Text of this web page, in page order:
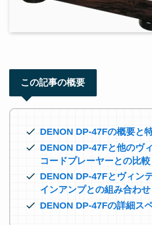
この記事の概要
DENON DP-47Fの概要と
DENON DP-47Fと他のヴ
コードプレーヤーとの比較
DENON DP-47Fとヴィン
インアンプとの組み合わせ
DENON DP-47Fの詳細ス